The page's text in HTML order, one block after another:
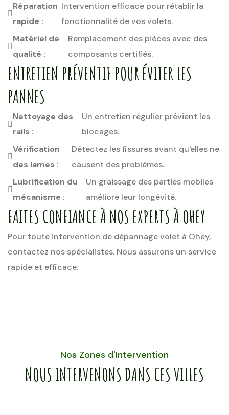
Réparation
rapide :
Intervention efficace pour rétablir la
fonctionnalité de vos volets.
Matériel de
qualité :
Remplacement des pièces avec des
composants certifiés.
ENTRETIEN PRÉVENTIF POUR ÉVITER LES
PANNES
Nettoyage des
rails :
Un entretien régulier prévient les
blocages.
Vérification
des lames :
Détectez les fissures avant qu'elles ne
causent des problèmes.
Lubrification du
mécanisme :
Un graissage des parties mobiles
améliore leur longévité.
FAITES CONFIANCE À NOS EXPERTS À OHEY
Pour toute intervention de dépannage volet à Ohey,
contactez nos spécialistes. Nous assurons un service
rapide et efficace.
Nos Zones d'Intervention
NOUS INTERVENONS DANS CES VILLES